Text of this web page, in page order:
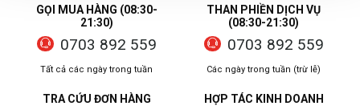
GỌI MUA HÀNG (08:30-
21:30)
0703 892 559
Tất cả các ngày trong tuần
THAN PHIỀN DỊCH VỤ
(08:30-21:30)
0703 892 559
Các ngày trong tuần (trừ lễ)
TRA CỨU ĐƠN HÀNG HỢP TÁC KINH DOANH